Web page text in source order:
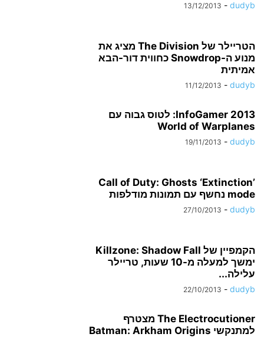
dudyb
-
13/12/2013
הטריילר של The Division מציג את
מנוע ה-Snowdrop כחווית דור-הבא
אמיתית
dudyb
-
11/12/2013
InfoGamer 2013: לטוס גבוה עם
World of Warplanes
dudyb
-
19/11/2013
Call of Duty: Ghosts ‘Extinction’
mode נחשף עם תמונות מודלפות
dudyb
-
27/10/2013
הקמפיין של Killzone: Shadow Fall
ימשך למעלה מ-10 שעות, טריילר
עלילה...
dudyb
-
22/10/2013
The Electrocutioner מצטרף
למתנקשי Batman: Arkham Origins